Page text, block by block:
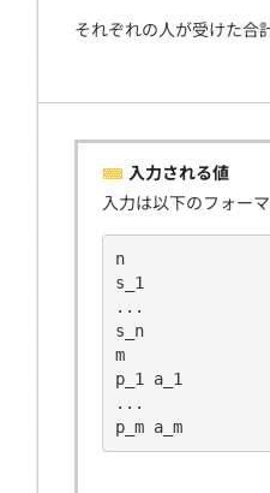
それぞれの人が受けた合
入力される値
入力は以下のフォー
n
s_1
...
s_n
m
p_1 a_1
...
p_m a_m